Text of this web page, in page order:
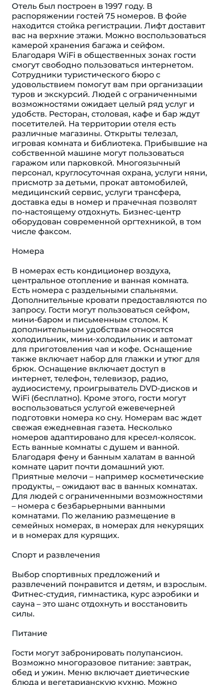
Отель был построен в 1997 году. В
распоряжении гостей 75 номеров. В фойе
находится стойка регистрации. Лифт доставит
вас на верхние этажи. Можно воспользоваться
камерой хранения багажа и сейфом.
Благодаря WiFi в общественных зонах гости
смогут свободно пользоваться интернетом.
Сотрудники туристического бюро с
удовольствием помогут вам при организации
туров и экскурсий. Людей с ограниченными
возможностями ожидает целый ряд услуг и
удобств. Ресторан, столовая, кафе и бар ждут
посетителей. На территории отеля есть
различные магазины. Открыты телезал,
игровая комната и библиотека. Прибывшие на
собственной машине могут пользоваться
гаражом или парковкой. Многоязычный
персонал, круглосуточная охрана, услуги няни,
присмотр за детьми, прокат автомобилей,
медицинский сервис, услуги трансфера,
доставка еды в номер и прачечная позволят
по-настоящему отдохнуть. Бизнес-центр
оборудован современной оргтехникой, в том
числе факсом.
Номера
В номерах есть кондиционер воздуха,
центральное отопление и ванная комната.
Есть номера с раздельными спальнями.
Дополнительные кровати предоставляются по
запросу. Гости могут пользоваться сейфом,
мини-баром и письменным столом. К
дополнительным удобствам относятся
холодильник, мини-холодильник и автомат
для приготовления чая и кофе. Оснащение
также включает набор для глажки и утюг для
брюк. Оснащение включает доступ в
интернет, телефон, телевизор, радио,
аудиосистему, проигрыватель DVD-дисков и
WiFi (бесплатно). Кроме этого, гости могут
воспользоваться услугой ежевечерней
подготовки номера ко сну. Номерам вас ждет
свежая ежедневная газета. Несколько
номеров адаптировано для кресел-колясок.
Есть ванные комнаты с душем и ванной.
Благодаря фену и банным халатам в ванной
комнате царит почти домашний уют.
Приятные мелочи – например косметические
продукты, – ожидают вас в ванных комнатах.
Для людей с ограниченными возможностями
– номера с безбарьерными ванными
комнатами. По желанию размещение в
семейных номерах, в номерах для некурящих
и в номерах для курящих.
Спорт и развлечения
Выбор спортивных предложений и
развлечений понравится и детям, и взрослым.
Фитнес-студия, гимнастика, курс аэробики и
сауна – это шанс отдохнуть и восстановить
силы.
Питание
Гости могут забронировать полупансион.
Возможно многоразовое питание: завтрак,
обед и ужин. Меню включает диетические
блюда и вегетарианскую кухню. Можно